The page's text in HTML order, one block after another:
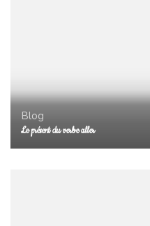
Blog
Le présent du verbe aller